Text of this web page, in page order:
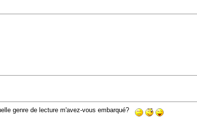
genre de lecture m'avez-vous embarqué?